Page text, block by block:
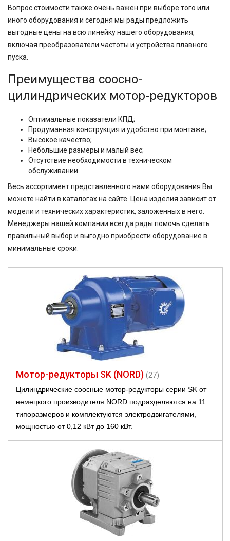
Вопрос стоимости также очень важен при выборе того или
иного оборудования и сегодня мы рады предложить
выгодные цены на всю линейку нашего оборудования,
включая преобразователи частоты и устройства плавного
пуска.
Преимущества соосно-
цилиндрических мотор-редукторов
Оптимальные показатели КПД;
Продуманная конструкция и удобство при монтаже;
Высокое качество;
Небольшие размеры и малый вес;
Отсутствие необходимости в техническом
обслуживании.
Весь ассортимент представленного нами оборудования Вы
можете найти в каталогах на сайте. Цена изделия зависит от
модели и технических характеристик, заложенных в него.
Менеджеры нашей компании всегда рады помочь сделать
правильный выбор и выгодно приобрести оборудование в
минимальные сроки.
Мотор-редукторы SK (NORD) (27)
Цилиндрические соосные мотор-редукторы серии SK от
немецкого производителя NORD подразделяются на 11
типоразмеров и комплектуются электродвигателями,
мощностью от 0,12 кВт до 160 кВт.